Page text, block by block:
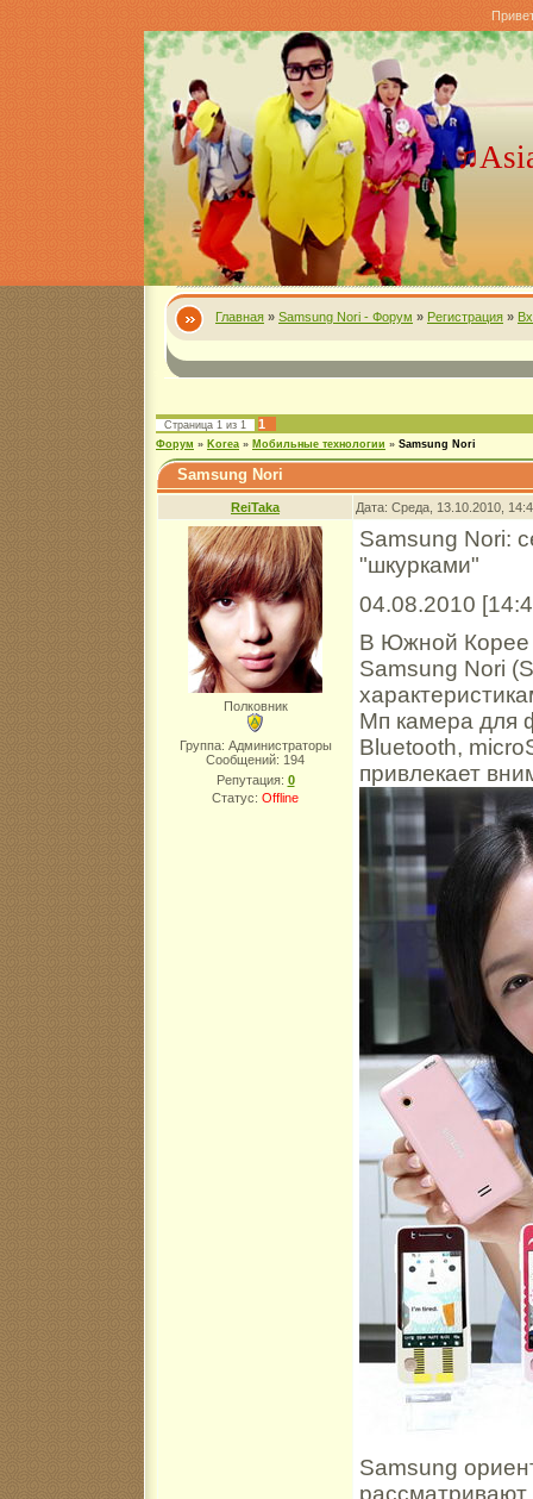
Главная » Samsung Nori - Форум » Регистрация »
Страница 1 из 1 1
Форум » Korea » Мобильные технологии » Samsung Nori
Samsung Nori
ReiTaka Дата: Среда, 13.10.2010,
Полковник
Группа: Администраторы
Сообщений: 194
Репутация: 0
Статус: Offline
Samsung Nori:
"шкурками"
04.08.2010
В Южной Корее
Samsung Nori
Мп камера для
Bluetooth,
привлекает
Samsung